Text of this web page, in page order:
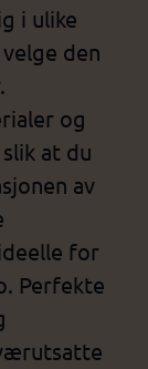
i ulike
den
og
at du
av
for
Perfekte